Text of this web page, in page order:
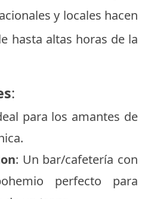
y locales hacen
hasta altas horas de la
:
para los amantes de
: Un bar/cafetería con
perfecto para